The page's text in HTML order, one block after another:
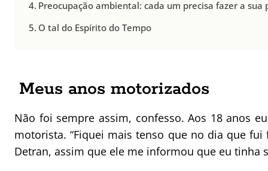
Preocupação ambiental: cada um precisa fazer a sua
O tal do Espírito do Tempo
Meus anos motorizados
Não foi sempre assim, confesso. Aos 18 anos
motorista. “Fiquei mais tenso que no dia que
Detran, assim que ele me informou que eu tinha